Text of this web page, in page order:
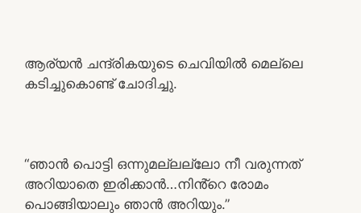
ആര്യൻ ചന്ദ്രികയുടെ ചെവിയിൽ മെല്ലെ
കടിച്ചുകൊണ്ട് ചോദിച്ചു.
“ഞാൻ പൊട്ടി ഒന്നുമല്ലല്ലോ നീ വരുന്നത്
അറിയാതെ ഇരിക്കാൻ…നിൻ്റെ രോമം
പൊങ്ങിയാലും ഞാൻ അറിയും.”